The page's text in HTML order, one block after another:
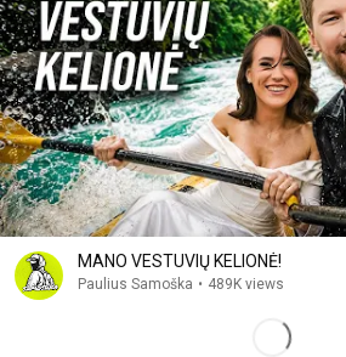
MANO VESTUVIŲ KELIONĖ!
Paulius Samoška • 489K views